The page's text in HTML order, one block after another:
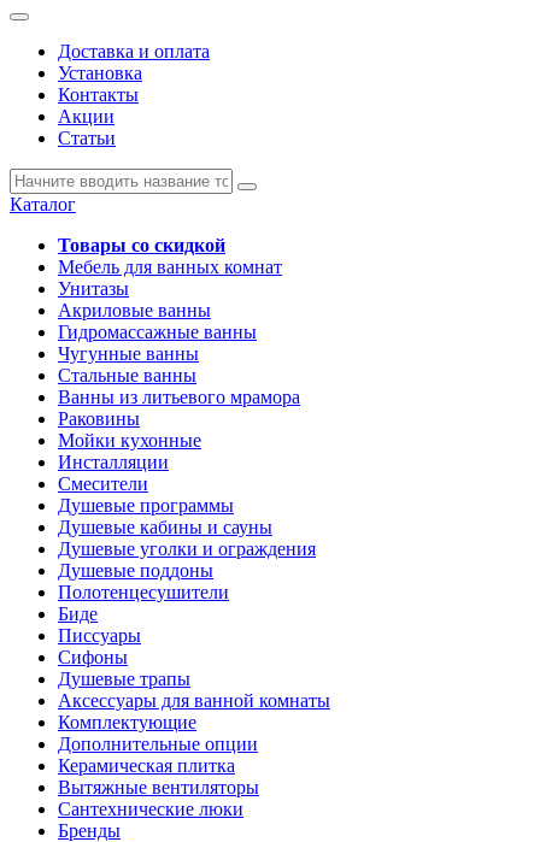
Доставка и оплата
Установка
Контакты
Акции
Статьи
Каталог
Товары со скидкой
Мебель для ванных комнат
Унитазы
Акриловые ванны
Гидромассажные ванны
Чугунные ванны
Стальные ванны
Ванны из литьевого мрамора
Раковины
Мойки кухонные
Инсталляции
Смесители
Душевые программы
Душевые кабины и сауны
Душевые уголки и ограждения
Душевые поддоны
Полотенцесушители
Биде
Писсуары
Сифоны
Душевые трапы
Аксессуары для ванной комнаты
Комплектующие
Дополнительные опции
Керамическая плитка
Вытяжные вентиляторы
Сантехнические люки
Бренды